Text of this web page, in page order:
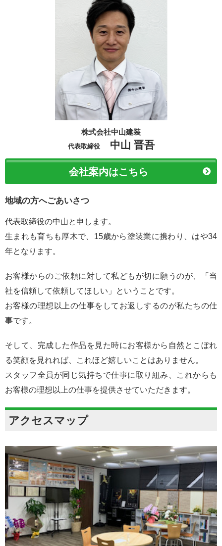
株式会社中山建装
代表取締役 中山 晋吾
会社案内はこちら
地域の方へごあいさつ
代表取締役の中山と申します。
生まれも育ちも厚木で、15歳から塗装業に携わり、はや34
年となります。
お客様からのご依頼に対して私どもが切に願うのが、「当
社を信頼して依頼してほしい」ということです。
お客様の理想以上の仕事をしてお返しするのが私たちの仕
事です。
そして、完成した作品を見た時にお客様から自然とこぼれ
る笑顔を見れれば、これほど嬉しいことはありません。
スタッフ全員が同じ気持ちで仕事に取り組み、これからも
お客様の理想以上の仕事を提供させていただきます。
アクセスマップ